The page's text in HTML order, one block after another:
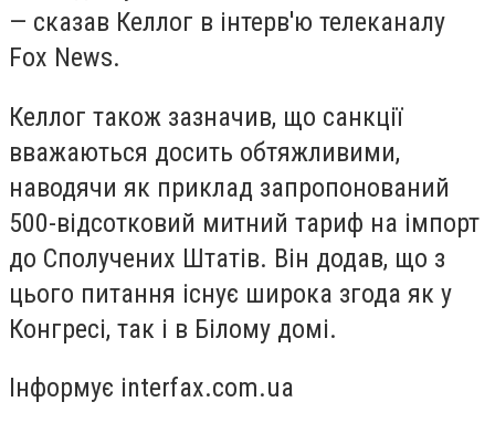
— сказав Келлог в інтерв'ю телеканалу
Fox News.
Келлог також зазначив, що санкції
вважаються досить обтяжливими,
наводячи як приклад запропонований
500-відсотковий митний тариф на імпорт
до Сполучених Штатів. Він додав, що з
цього питання існує широка згода як у
Конгресі, так і в Білому домі.
Інформує interfax.com.ua